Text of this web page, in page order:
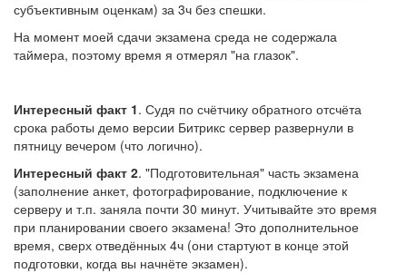
субъективным оценкам) за 3ч без спешки.
На момент моей сдачи экзамена среда не содержала
таймера, поэтому время я отмерял "на глазок".
Интересный факт 1. Судя по счётчику обратного отсчёта
срока работы демо версии Битрикс сервер развернули в
пятницу вечером (что логично).
Интересный факт 2. "Подготовительная" часть экзамена
(заполнение анкет, фотографирование, подключение к
серверу и т.п. заняла почти 30 минут. Учитывайте это время
при планировании своего экзамена! Это дополнительное
время, сверх отведённых 4ч (они стартуют в конце этой
подготовки, когда вы начнёте экзамен).